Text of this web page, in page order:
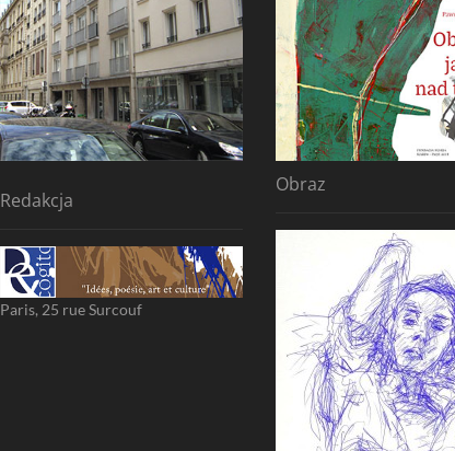
Redakcja
Paris, 25 rue Surcouf
Obraz